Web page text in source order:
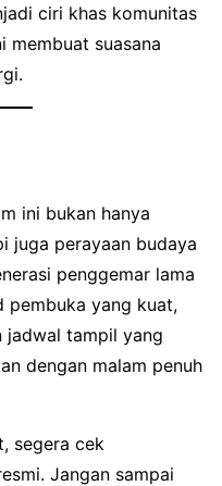
ciri khas komunitas
membuat suasana
ini bukan hanya
juga perayaan budaya
penggemar lama
pembuka yang kuat,
jadwal tampil yang
dengan malam penuh
segera cek
Jangan sampai